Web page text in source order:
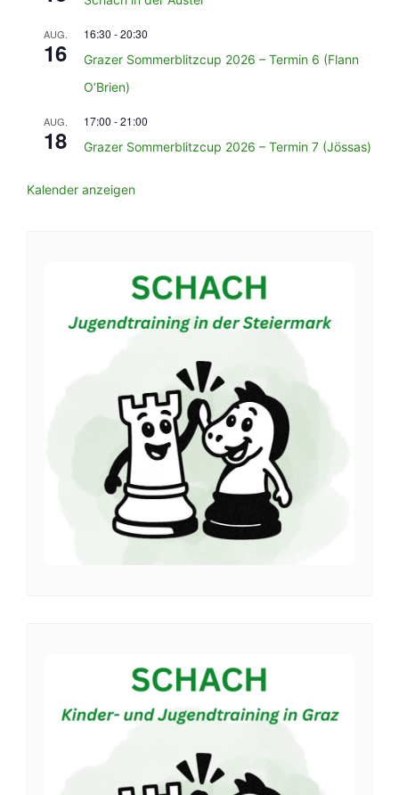
AUG.
16
16:30 -20:30
Grazer Sommerblitzcup 2026 – Termin 6 (Flann
O’Brien)
AUG.
18
17:00 -21:00
Grazer Sommerblitzcup 2026 – Termin 7 (Jössas)
Kalender anzeigen